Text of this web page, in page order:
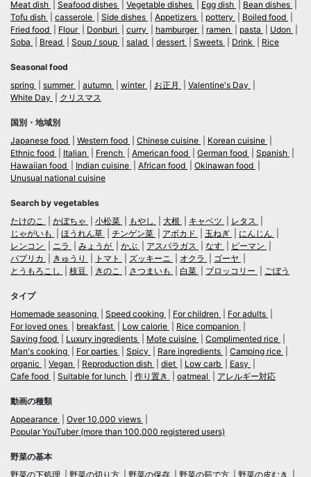
Meat dish
Seafood dishes Vegetable dishes Egg dish
Bean dishes
Tofu dish
casserole Side dishes Appetizers pottery
Boiled food
Fried food
Flour Donburi curry hamburger ramen pasta
Udon
Soba
Bread Soup / soup salad dessert Sweets Drink Rice
Seasonal food
spring
summer autumn winter お正月
Valentine's Day
White Day
クリスマス
国別・地域別
Japanese food
Western food Chinese cuisine
Korean cuisine
Ethnic food
Italian French American food German food
Spanish
Hawaiian food
Indian cuisine African food
Okinawan food
Unusual national cuisine
Search by vegetables
たけのこ
かぼちゃ 小松菜 もやし 大根 キャベツ
レタス
じゃがいも
ほうれん草 チンゲン菜 アボカド 玉ねぎ
にんじん
レンコン
ニラ みょうが かぶ アスパラガス なす
ピーマン
パプリカ
きゅうり トマト ズッキーニ オクラ
ゴーヤ
とうもろこし
枝豆 きのこ さつまいも 白菜 ブロッコリー ごぼう
タイプ
Homemade seasoning
Speed cooking For children
For adults
For loved ones
breakfast Low calorie
Rice companion
Saving food
Luxury ingredients Mote cuisine
Complimented rice
Man's cooking
For parties Spicy Rare ingredients
Camping rice
organic
Vegan Reproduction dish diet Low carb
Easy
Cafe food
Suitable for lunch 作り置き oatmeal アレルギー対応
動画の種類
Appearance
Over 10,000 views
Popular YouTuber (more than 100,000 registered users)
野菜の基本
野菜の下処理
野菜の切り方 野菜の保存 野菜の茹で方 野菜の皮むき